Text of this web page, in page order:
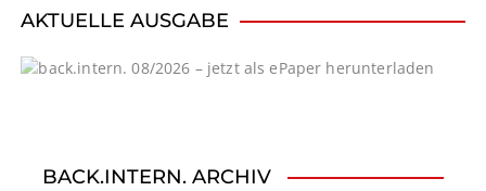
i
g
AKTUELLE AUSGABE
BACK.INTERN. ARCHIV